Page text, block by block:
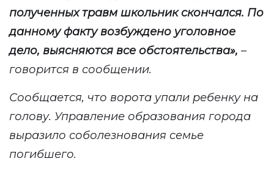
полученных травм школьник скончался. По
данному факту возбуждено уголовное
дело, выясняются все обстоятельства», –
говорится в сообщении.
Сообщается, что ворота упали ребенку на
голову. Управление образования города
выразило соболезнования семье
погибшего.